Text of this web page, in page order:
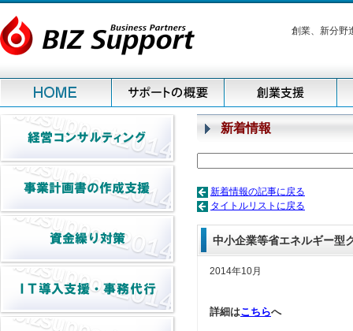
創業、新分野
新着情報
新着情報の記事に戻る
タイトルリストに戻る
中小企業等省エネルギー型
2014年10月
詳細はこちらへ